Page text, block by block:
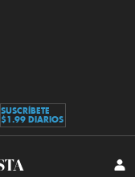
SUSCRÍBETE
$1.99 DIARIOS